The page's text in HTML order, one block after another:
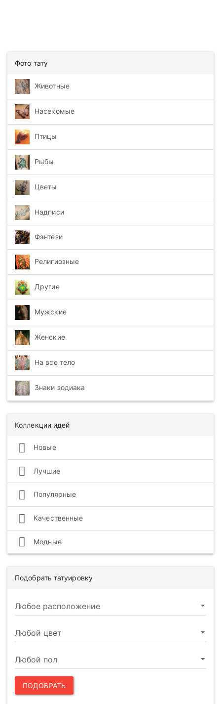
Фото тату
Животные
Насекомые
Птицы
Рыбы
Цветы
Надписи
Фэнтези
Религиозные
Другие
Мужские
Женские
На все тело
Знаки зодиака
Коллекции идей
Новые
Лучшие
Популярные
Качественные
Модные
Подобрать татуировку
ПОДОБРАТЬ